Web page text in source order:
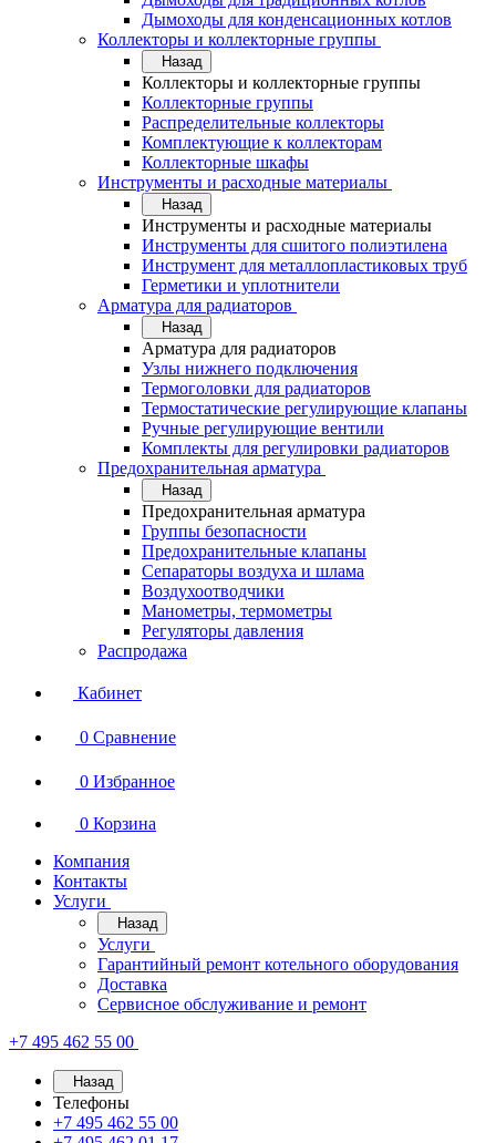
Дымоходы для конденсационных котлов
Коллекторы и коллекторные группы
Назад
Коллекторы и коллекторные группы
Коллекторные группы
Распределительные коллекторы
Комплектующие к коллекторам
Коллекторные шкафы
Инструменты и расходные материалы
Назад
Инструменты и расходные материалы
Инструменты для сшитого полиэтилена
Инструмент для металлопластиковых труб
Герметики и уплотнители
Арматура для радиаторов
Назад
Арматура для радиаторов
Узлы нижнего подключения
Термоголовки для радиаторов
Термостатические регулирующие клапаны
Ручные регулирующие вентили
Комплекты для регулировки радиаторов
Предохранительная арматура
Назад
Предохранительная арматура
Группы безопасности
Предохранительные клапаны
Сепараторы воздуха и шлама
Воздухоотводчики
Манометры, термометры
Регуляторы давления
Распродажа
Кабинет
0 Сравнение
0 Избранное
0 Корзина
Компания
Контакты
Услуги
Назад
Услуги
Гарантийный ремонт котельного оборудования
Доставка
Сервисное обслуживание и ремонт
+7 495 462 55 00
Назад
Телефоны
+7 495 462 55 00